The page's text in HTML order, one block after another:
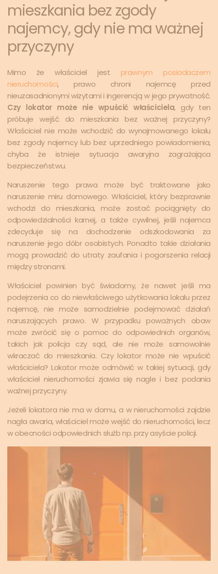
mieszkania bez zgody
najemcy, gdy nie ma ważnej
przyczyny
Mimo że właściciel jest prawnym posiadaczem
nieruchomości, prawo chroni najemcę przed
nieuzasadnionymi wizytami i ingerencją w jego prywatność.
Czy lokator może nie wpuścić właściciela, gdy ten
próbuje wejść do mieszkania bez ważnej przyczyny?
Właściciel nie może wchodzić do wynajmowanego lokalu
bez zgody najemcy lub bez uprzedniego powiadomienia,
chyba że istnieje sytuacja awaryjna zagrażająca
bezpieczeństwu.
Naruszenie tego prawa może być traktowane jako
naruszenie miru domowego. Właściciel, który bezprawnie
wchodzi do mieszkania, może zostać pociągnięty do
odpowiedzialności karnej, a także cywilnej, jeśli najemca
zdecyduje się na dochodzenie odszkodowania za
naruszenie jego dóbr osobistych. Ponadto takie działania
mogą prowadzić do utraty zaufania i pogorszenia relacji
między stronami.
Właściciel powinien być świadomy, że nawet jeśli ma
podejrzenia co do niewłaściwego użytkowania lokalu przez
najemcę, nie może samodzielnie podejmować działań
naruszających prawo. W przypadku poważnych obaw
może zwrócić się o pomoc do odpowiednich organów,
takich jak policja czy sąd, ale nie może samowolnie
wkraczać do mieszkania. Czy lokator może nie wpuścić
właściciela? Lokator może odmówić w takiej sytuacji, gdy
właściciel nieruchomości zjawia się nagle i bez podania
ważnej przyczyny.
Jeżeli lokatora nie ma w domu, a w nieruchomości zajdzie
nagła awaria, właściciel może wejść do nieruchomości, lecz
w obecności odpowiednich służb np. przy asyście policji.